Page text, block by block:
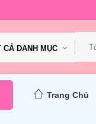
CẢ DANH MỤC
Trang Chủ